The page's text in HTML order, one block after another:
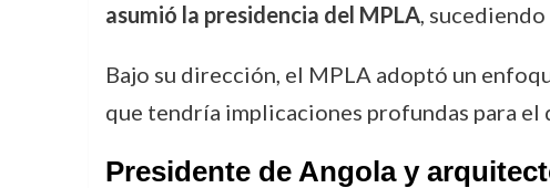
asumió la presidencia del MPLA,
Bajo su dirección, el MPLA adoptó un
que tendría implicaciones profundas para el
Presidente de Angola y